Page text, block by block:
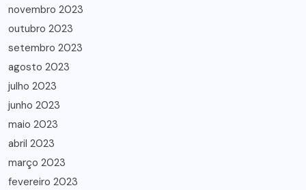
novembro 2023
outubro 2023
setembro 2023
agosto 2023
julho 2023
junho 2023
maio 2023
abril 2023
março 2023
fevereiro 2023